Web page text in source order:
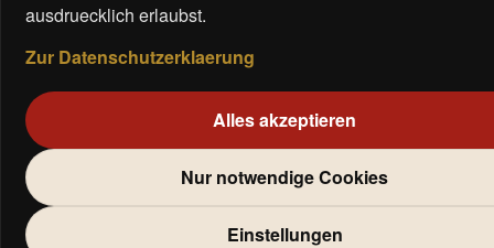
ausdruecklich erlaubst.
Zur Datenschutzerklaerung
Alles akzeptieren
Nur notwendige Cookies
Einstellungen